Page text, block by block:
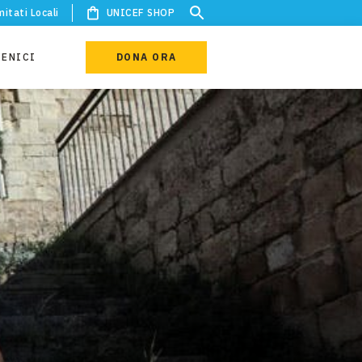
Locali UNICEF SHOP
DONA ORA